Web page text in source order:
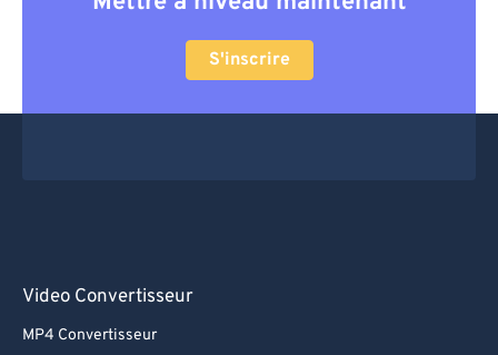
S'inscrire
Video Convertisseur
MP4 Convertisseur